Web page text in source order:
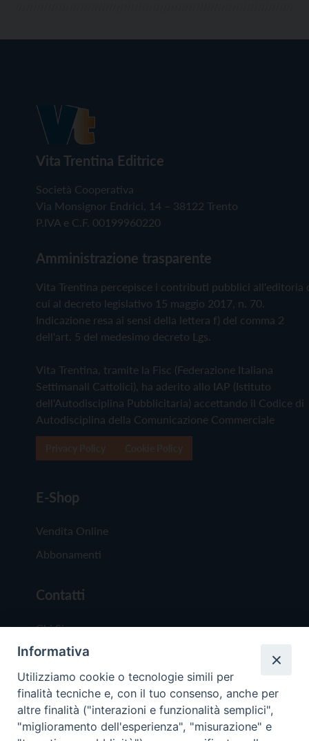
Vita Trentina Editrice
Società Cooperativa
Via Monsignor Endrici, 14 – 38122 Trento
P.IVA e C.F. 00199960220
Amministrazione trasparente
Vita Trentina percepisce i contributi pubblici all'editoria
cui al decreto legislativo 15 maggio 2017, n. 70.
Indicazione resa ai sensi della lettera f) del comma 2
dell'art. 5 del medesimo decreto Lgs.
Vita Trentina, tramite la Fisc (Federazione Italiana
Settimanali Cattolici), ha aderito allo IAP (Istituto
dell'Autodisciplina Pubblicitaria) accettando il Codice di
Autodisciplina della Comunicazione Commerciale
E-Shop
Vendita Online
Abbonamenti
Contatti
Chi Siamo
Redazione
Scrivici
Informativa
Utilizziamo cookie o tecnologie simili per
finalità tecniche e, con il tuo consenso, anche per
altre finalità ("interazioni e funzionalità semplici",
"miglioramento dell'esperienza", "misurazione" e